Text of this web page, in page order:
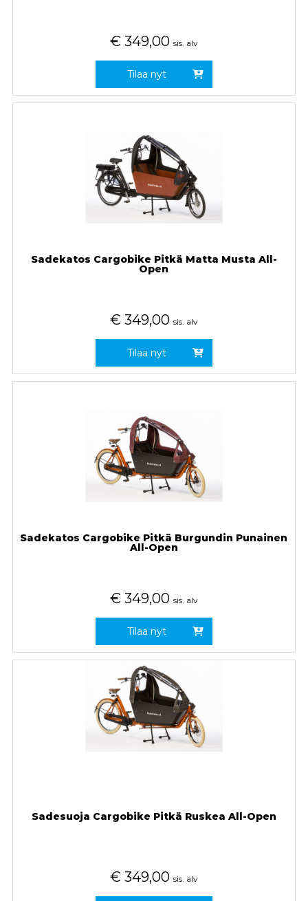
€ 349,00 sis. alv
Tilaa nyt
Sadekatos Cargobike Pitkä Matta Musta All-
Open
€ 349,00 sis. alv
Tilaa nyt
Sadekatos Cargobike Pitkä Burgundin Punainen
All-Open
€ 349,00 sis. alv
Tilaa nyt
Sadesuoja Cargobike Pitkä Ruskea All-Open
€ 349,00 sis. alv